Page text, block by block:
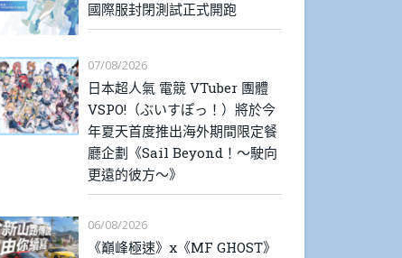
國際服封閉測試正式開跑
07/08/2026
日本超人氣 電競 VTuber 團體
VSPO!（ぶいすぽっ！）將於今
年夏天首度推出海外期間限定餐
廳企劃《Sail Beyond！～駛向
更遠的彼方～》
06/08/2026
《巔峰極速》x《MF GHOST》